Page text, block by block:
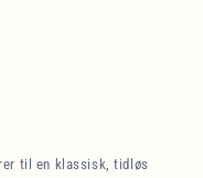
til en klassisk, tidløs